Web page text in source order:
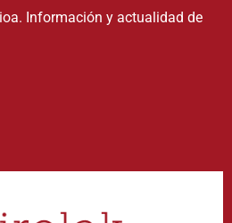
Información y actualidad de